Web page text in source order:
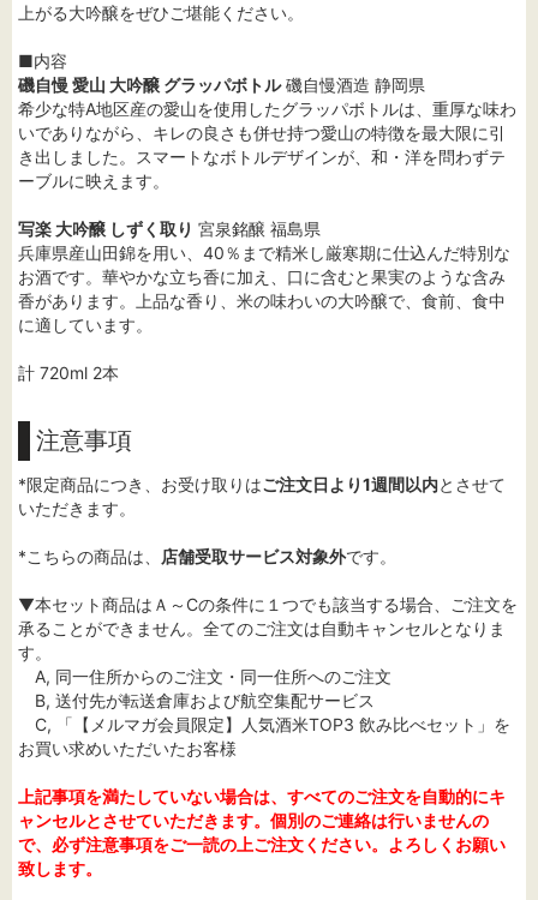
上がる大吟醸をぜひご堪能ください。
■内容
磯自慢 愛山 大吟醸 グラッパボトル磯自慢酒造 静岡県
希少な特A地区産の愛山を使用したグラッパボトルは、重厚な味わ
いでありながら、キレの良さも併せ持つ愛山の特徴を最大限に引
き出しました。スマートなボトルデザインが、和・洋を問わずテ
ーブルに映えます。
写楽 大吟醸 しずく取り 宮泉銘醸 福島県
兵庫県産山田錦を用い、40％まで精米し厳寒期に仕込んだ特別な
お酒です。華やかな立ち香に加え、口に含むと果実のような含み
香があります。上品な香り、米の味わいの大吟醸で、食前、食中
に適しています。
計 720ml 2本
注意事項
*限定商品につき、お受け取りはご注文日より1週間以内とさせて
いただきます。
*こちらの商品は、 店舗受取サービス対象外です。
▼本セット商品はＡ～Cの条件に１つでも該当する場合、ご注文を
承ることができません。全てのご注文は自動キャンセルとなりま
す。
A, 同一住所からのご注文・同一住所へのご注文
B, 送付先が転送倉庫および航空集配サービス
C, 「【メルマガ会員限定】人気酒米TOP3 飲み比べセット」を
お買い求めいただいたお客様
上記事項を満たしていない場合は、すべてのご注文を自動的にキ
ャンセルとさせていただきます。個別のご連絡は行いませんの
で、必ず注意事項をご一読の上ご注文ください。よろしくお願い
致します。